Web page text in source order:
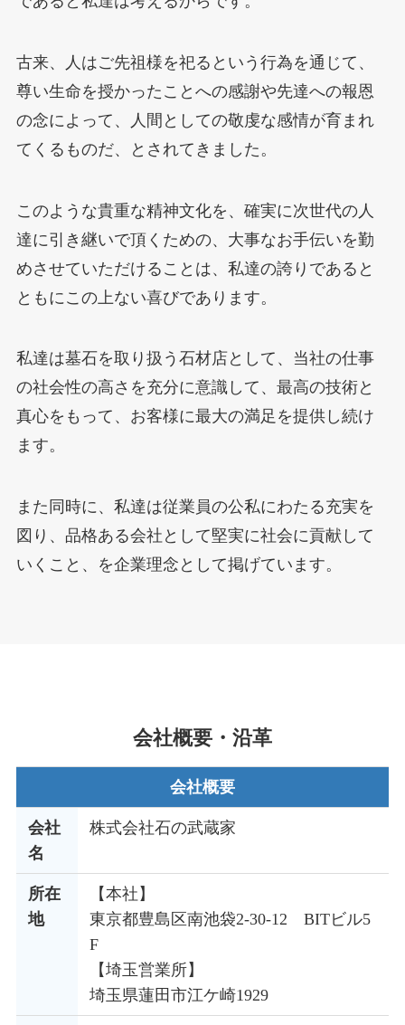
古来、人はご先祖様を祀るという行為を通じて、
尊い生命を授かったことへの感謝や先達への報恩
の念によって、人間としての敬虔な感情が育まれ
てくるものだ、とされてきました。
このような貴重な精神文化を、確実に次世代の人
達に引き継いで頂くための、大事なお手伝いを勤
めさせていただけることは、私達の誇りであると
ともにこの上ない喜びであります。
私達は墓石を取り扱う石材店として、当社の仕事
の社会性の高さを充分に意識して、最高の技術と
真心をもって、お客様に最大の満足を提供し続け
ます。
また同時に、私達は従業員の公私にわたる充実を
図り、品格ある会社として堅実に社会に貢献して
いくこと、を企業理念として掲げています。
会社概要・沿革
会社概要
会社
名
株式会社石の武蔵家
所在
地
【本社】
東京都豊島区南池袋2-30-12 BITビル5
F
【埼玉営業所】
埼玉県蓮田市江ケ崎1929